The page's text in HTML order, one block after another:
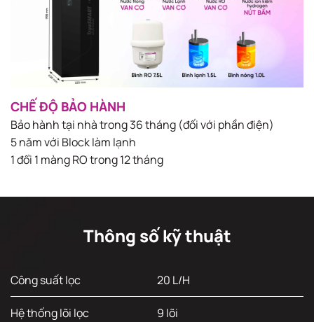
CHẾ ĐỘ BẢO HÀNH
Bảo hành tại nhà trong 36 tháng (đối với phần điện)
5 năm với Block làm lạnh
1 đổi 1 màng RO trong 12 tháng
Thông số kỹ thuật
Công suất lọc 20 L/H
Hệ thống lõi lọc 9 lõi